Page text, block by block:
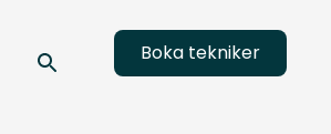
Boka tekniker